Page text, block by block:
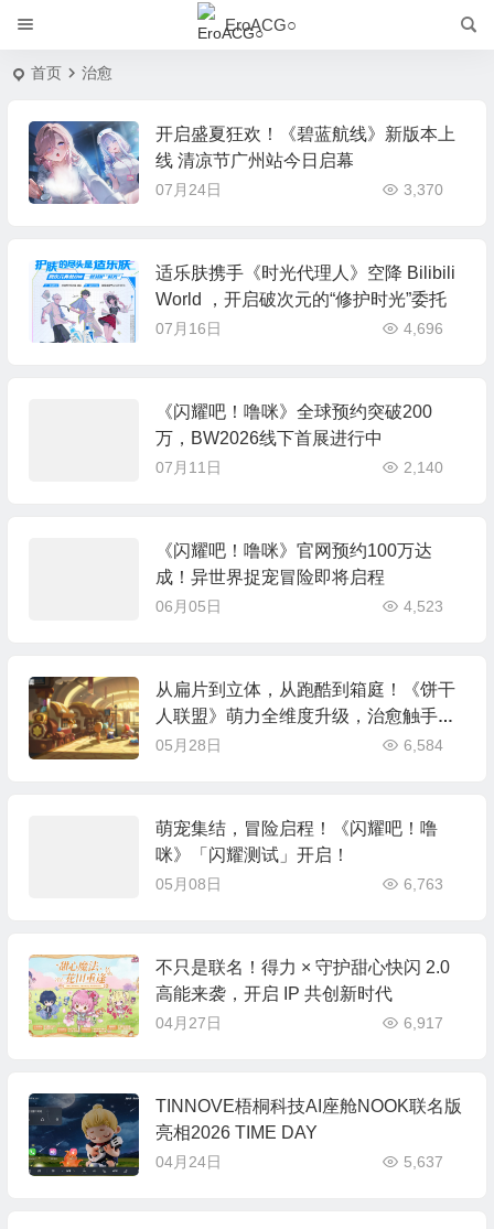
EroACG○
首页 治愈
开启盛夏狂欢！《碧蓝航线》新版本上
线 清凉节广州站今日启幕
07月24日 3,370
适乐肤携手《时光代理人》空降 Bilibili
World ，开启破次元的“修护时光”委托
07月16日 4,696
《闪耀吧！噜咪》全球预约突破200
万，BW2026线下首展进行中
07月11日 2,140
《闪耀吧！噜咪》官网预约100万达
成！异世界捉宠冒险即将启程
06月05日 4,523
从扁片到立体，从跑酷到箱庭！《饼干
人联盟》萌力全维度升级，治愈触手可
及
05月28日 6,584
萌宠集结，冒险启程！《闪耀吧！噜
咪》「闪耀测试」开启！
05月08日 6,763
不只是联名！得力 × 守护甜心快闪 2.0
高能来袭，开启 IP 共创新时代
04月27日 6,917
TINNOVE梧桐科技AI座舱NOOK联名版
亮相2026 TIME DAY
04月24日 5,637